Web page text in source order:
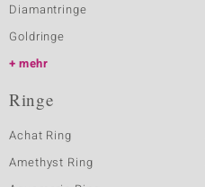
Diamantringe
Goldringe
mehr
Ringe
Achat Ring
Amethyst Ring